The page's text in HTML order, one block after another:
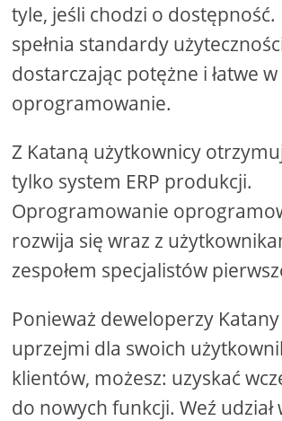
tyle, jeśli chodzi o dostępność.
spełnia standardy
dostarczając potężne i łatwe
oprogramowanie.
Z Kataną użytkownicy
tylko system ERP produkcji.
Oprogramowanie
rozwija się wraz z
zespołem specjalistów
Ponieważ deweloperzy
uprzejmi dla swoich
klientów, możesz: uzyskać
do nowych funkcji. Weź udział